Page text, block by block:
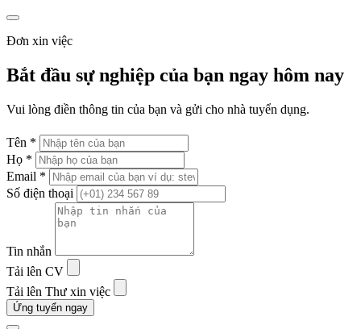
Đơn xin việc
Bắt đầu sự nghiệp của bạn ngay hôm nay
Vui lòng điền thông tin của bạn và gửi cho nhà tuyển dụng.
Tên *
Họ *
Email *
Số điện thoại
Tin nhắn
Tải lên CV
Tải lên Thư xin việc
Ứng tuyển ngay